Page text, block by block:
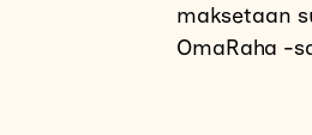
maksetaan
OmaRaha -